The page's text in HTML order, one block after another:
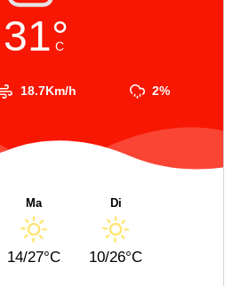
31°
C
18.7Km/h 2%
Ma
14/27°C
Di
10/26°C